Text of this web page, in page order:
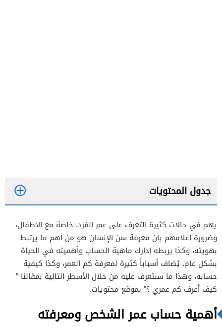
جدول المحتويات
يهم في حالات كثيرة التعرف على عمر الفرد، خاصة مع الأطفال،
وضرورة إعلامهم بأن معرفة سن الإنسان هو من أهم ما يرتبط
بهويته، وكذا يربطه إدارك ماهية الحساب وأهميته في الحياة
بشكل عام. يُضاف أسباباً كثيرة لمعرفة كم العمر، وكذا كيفية
حسابه، وهذا ما سنتعرف عليه من خلال الأسطر التالية بمقالنا ”
كيف أعرف كم عمري ؟” بموقع محتويات.
أهمية حساب عمر الشخص ومعرفته